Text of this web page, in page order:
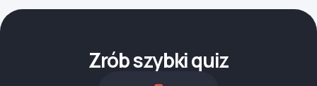
Zrób szybki quiz